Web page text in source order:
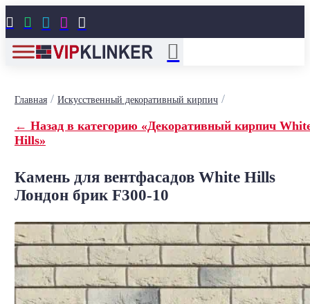
    
Главная/ Искусственный декоративный кирпич/
← Назад в категорию «Декоративный кирпич
Hills»
Камень для вентфасадов White Hills
Лондон брик F300-10